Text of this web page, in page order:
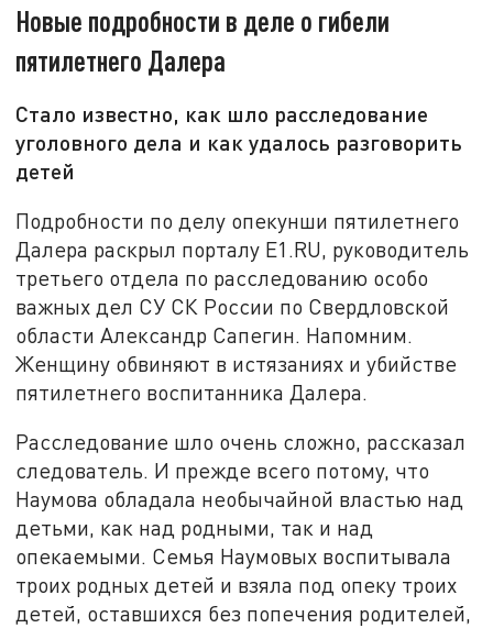
Новые подробности в деле о гибели
пятилетнего Далера
Стало известно, как шло расследование
уголовного дела и как удалось разговорить
детей
Подробности по делу опекунши пятилетнего
Далера раскрыл порталу E1.RU, руководитель
третьего отдела по расследованию особо
важных дел СУ СК России по Свердловской
области Александр Сапегин. Напомним.
Женщину обвиняют в истязаниях и убийстве
пятилетнего воспитанника Далера.
Расследование шло очень сложно, рассказал
следователь. И прежде всего потому, что
Наумова обладала необычайной властью над
детьми, как над родными, так и над
опекаемыми. Семья Наумовых воспитывала
троих родных детей и взяла под опеку троих
детей, оставшихся без попечения родителей,